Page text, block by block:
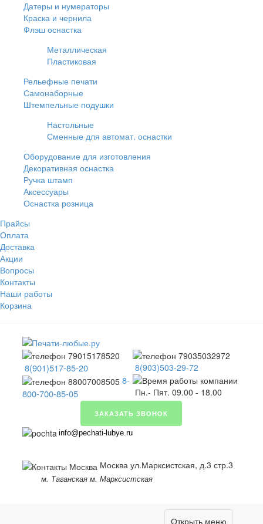
Датеры и нумераторы
Краска и чернила
Флэш оснастка
Металлическая
Пластиковая
Рельефные печати
Самонаборные
Штемпельные подушки
Настольные
Сменные для автомат. оснастки
Оборудование для изготовления
Декоративная оснастка
Ручка штамп
Аксессуары
Оснастка розница
Прайсы
Оплата
Доставка
Акции
Вопросы
Контакты
Наши работы
Корзина
8(901)517-85-20
8-
800-700-85-05
8(903)503-29-72
Пн.- Пят. 09.00 - 18.00
ЗАКАЗАТЬ ЗВОНОК
info@pechati-lubye.ru
Москва ул.Марксистская, д.3 стр.3
м. Таганская м. Марксистская
Открыть меню